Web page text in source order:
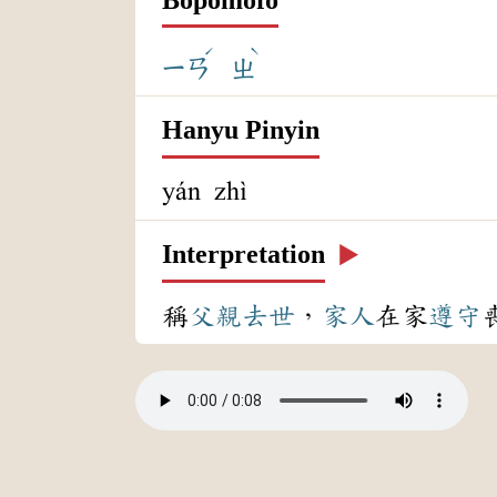
ㄧㄢ
ˊ
ㄓ
ˋ
Hanyu Pinyin
yán zhì
Interpretation ▶️
稱父親去世 ， 家人在家遵守